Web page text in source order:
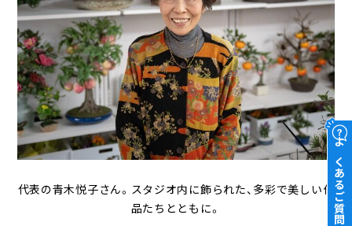
代表の青木悦子さん。スタジオ内に飾られた、多彩で美しい作
品たちとともに。
よくあるご質問